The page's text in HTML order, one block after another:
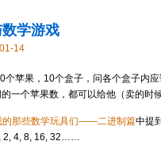
学游戏
14
个苹果，10个盒子，问各个盒子内
一个苹果数，都可以给他（卖的时
的那些数学玩具们——二进制篇中提
2, 4, 8, 16, 32……